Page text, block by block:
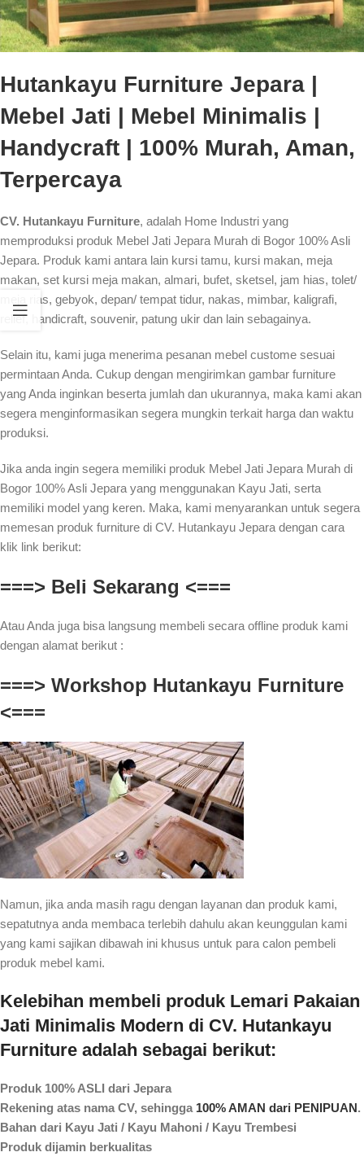
Hutankayu Furniture Jepara |
Mebel Jati | Mebel Minimalis |
Handycraft | 100% Murah, Aman,
Terpercaya
CV. Hutankayu Furniture, adalah Home Industri yang
memproduksi produk Mebel Jati Jepara Murah di Bogor 100% Asli
Jepara. Produk kami antara lain kursi tamu, kursi makan, meja
makan, set kursi meja makan, almari, bufet, sketsel, jam hias, tolet/
meja rias, gebyok, depan/ tempat tidur, nakas, mimbar, kaligrafi,
relief, handicraft, souvenir, patung ukir dan lain sebagainya.
Selain itu, kami juga menerima pesanan mebel custome sesuai
permintaan Anda. Cukup dengan mengirimkan gambar furniture
yang Anda inginkan beserta jumlah dan ukurannya, maka kami akan
segera menginformasikan segera mungkin terkait harga dan waktu
produksi.
Jika anda ingin segera memiliki produk Mebel Jati Jepara Murah di
Bogor 100% Asli Jepara yang menggunakan Kayu Jati, serta
memiliki model yang keren. Maka, kami menyarankan untuk segera
memesan produk furniture di CV. Hutankayu Jepara dengan cara
klik link berikut:
===> Beli Sekarang <===
Atau Anda juga bisa langsung membeli secara offline produk kami
dengan alamat berikut :
===> Workshop Hutankayu Furniture
<===
Namun, jika anda masih ragu dengan layanan dan produk kami,
sepatutnya anda membaca terlebih dahulu akan keunggulan kami
yang kami sajikan dibawah ini khusus untuk para calon pembeli
produk mebel kami.
Kelebihan membeli produk Lemari Pakaian
Jati Minimalis Modern di CV. Hutankayu
Furniture adalah sebagai berikut:
Produk 100% ASLI dari Jepara
Rekening atas nama CV, sehingga 100% AMAN dari PENIPUAN.
Bahan dari Kayu Jati / Kayu Mahoni / Kayu Trembesi
Produk dijamin berkualitas